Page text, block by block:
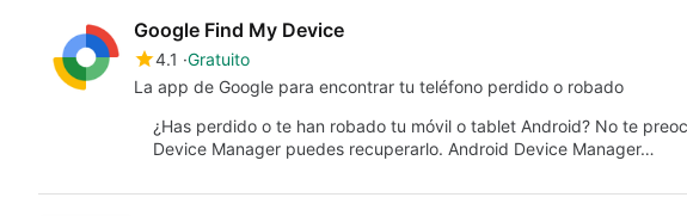
Google Find My Device
4.1 Gratuito
La app de Google para encontrar tu teléfono perdido o robado
¿Has perdido o te han robado tu móvil o tablet Android? No te
Device Manager puedes recuperarlo. Android Device Manager…